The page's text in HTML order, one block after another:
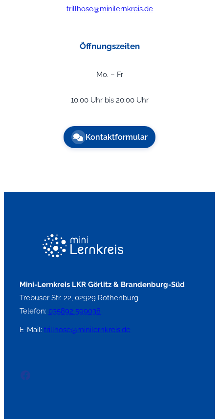
trillhose@minilernkreis.de
Öffnungszeiten
Mo. – Fr
10:00 Uhr bis 20:00 Uhr
Kontaktformular
Mini-Lernkreis LKR Görlitz & Brandenburg-Süd
Trebuser Str. 22, 02929 Rothenburg
Telefon: 035892 599038
E-Mail: trillhose@minilernkreis.de
Facebook